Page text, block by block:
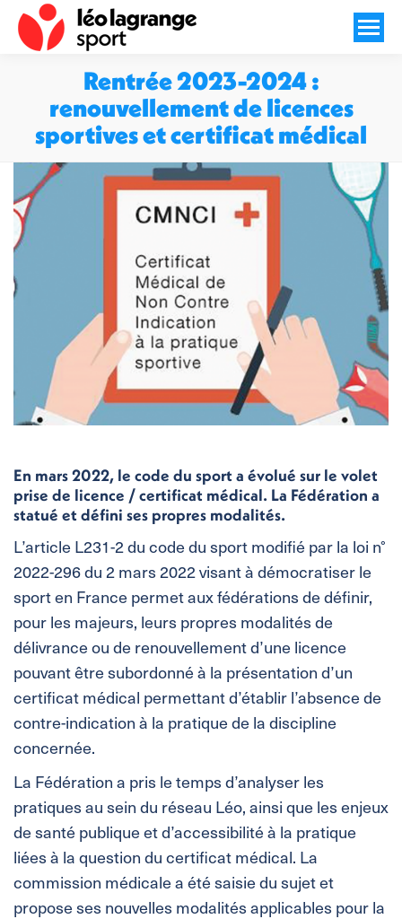
Rentrée 2023-2024 :
renouvellement de licences
sportives et certificat médical
Vous êtes ici :
En mars 2022, le code du sport a évolué sur le volet
prise de licence / certificat médical. La Fédération a
statué et défini ses propres modalités.
L’article L231-2 du code du sport modifié par la loi n°
2022-296 du 2 mars 2022 visant à démocratiser le
sport en France permet aux fédérations de définir,
pour les majeurs, leurs propres modalités de
délivrance ou de renouvellement d’une licence
pouvant être subordonné à la présentation d’un
certificat médical permettant d’établir l’absence de
contre-indication à la pratique de la discipline
concernée.
La Fédération a pris le temps d’analyser les
pratiques au sein du réseau Léo, ainsi que les enjeux
de santé publique et d’accessibilité à la pratique
liées à la question du certificat médical. La
commission médicale a été saisie du sujet et
propose ses nouvelles modalités applicables pour la